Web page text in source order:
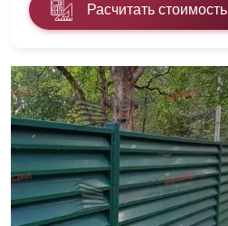
Расчитать стоимость